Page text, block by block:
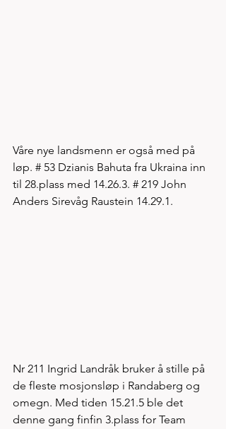
Våre nye landsmenn er også med på
løp. # 53 Dzianis Bahuta fra Ukraina inn
til 28.plass med 14.26.3. # 219 John
Anders Sirevåg Raustein 14.29.1.
Nr 211 Ingrid Landråk bruker å stille på
de fleste mosjonsløp i Randaberg og
omegn. Med tiden 15.21.5 ble det
denne gang finfin 3.plass for Team